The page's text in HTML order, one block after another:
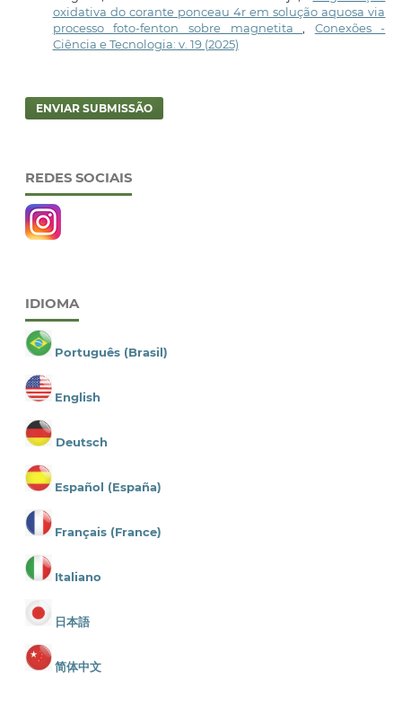
oxidativa do corante ponceau 4r em solução aquosa via
processo foto-fenton sobre magnetita, Conexões -
Ciência e Tecnologia: v. 19 (2025)
ENVIAR SUBMISSÃO
REDES SOCIAIS
IDIOMA
Português (Brasil)
English
Deutsch
Español (España)
Français (France)
Italiano
日本語
简体中文